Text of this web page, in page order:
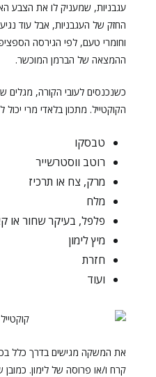
עגבניות, שמעניק לו את הצבע
החזק של העגבניות, אבל עוד
וחומרי טעם, לפי הגירסה
ההמצאה של הברמן המוכשר.
כשנכנסים לעובי הקורה,
הקוקטייל. מתכון בלאדי מרי יכול
טבסקו
רוטב ווסטרשייר
מרק, צח או תרכיז
מלח
פלפל, בעיקר שחור או
מיץ לימון
חזרת
ועוד
את המשקה מגישים בדרך כלל
קרח ו/או פרוסה של לימון.